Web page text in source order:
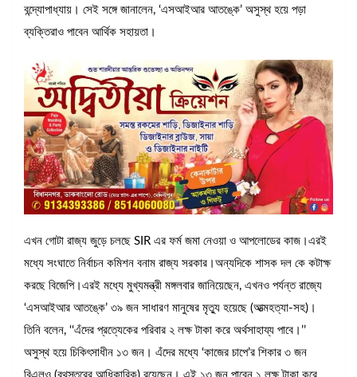
বন্দ্যোপাধ্যায়। সেই সঙ্গে জানালেন, ‘এসআইআর আতঙ্কে’ অসুস্থ হয়ে পড়া
ব্যক্তিরাও পাবেন আর্থিক সহায়তা।
এখন গোটা রাজ্য জুড়ে চলছে SIR এর ফর্ম জমা নেওয়া ও আপলোডের কাজ।এরই
মধ্যে সংঘাতে নির্বাচন কমিশন বনাম রাজ্য সরকার।অন্যদিকে শাসক দল কে কটাক্ষ
করছে বিজেপি।এরই মধ্যে মুখ্যমন্ত্রী মঙ্গলবার জানিয়েছেন, এখনও পর্যন্ত রাজ্যে
‘এসআইআর আতঙ্কে’ ৩৯ জন সাধারণ মানুষের মৃত্যু হয়েছে (আত্মহত্যা-সহ)।
তিনি বলেন, ‘‘এঁদের প্রত্যেকের পরিবার ২ লক্ষ টাকা করে অর্থসাহায্য পাবে।’’
অসুস্থ হয়ে চিকিৎসাধীন ১৩ জন। এঁদের মধ্যে ‘কাজের চাপে’র শিকার ৩ জন